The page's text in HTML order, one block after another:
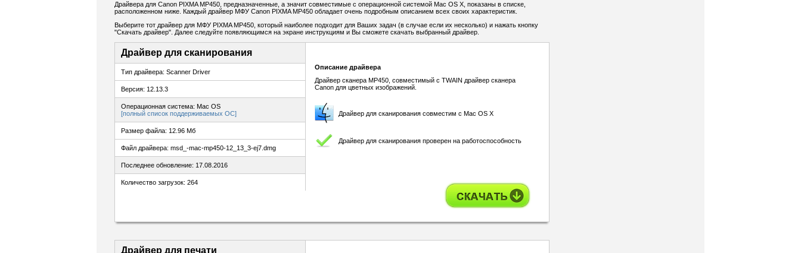
Драйвера для Canon PIXMA MP450, предназначенные, а значит совместимые с операционной системой Mac OS X, показаны в списке,
расположенном ниже. Каждый драйвер МФУ Canon PIXMA MP450 обладает очень подробным описанием всех своих характеристик.
Выберите тот драйвер для МФУ PIXMA MP450, который наиболее подходит для Ваших задач (в случае если их несколько) и нажать кнопку
"Скачать драйвер". Далее следуйте появляющимся на экране инструкциям и Вы сможете скачать выбранный драйвер.
Драйвер для сканирования
Тип драйвера: Scanner Driver
Версия: 12.13.3
Операционная система: Mac OS
[полный список поддерживаемых ОС]
Размер файла: 12.96 Мб
Файл драйвера: msd_-mac-mp450-12_13_3-ej7.dmg
Последнее обновление: 17.08.2016
Количество загрузок: 264
Описание драйвера
Драйвер сканера MP450, совместимый с TWAIN драйвер сканера
Canon для цветных изображений.
Драйвер для сканирования совместим с Mac OS X
Драйвер для сканирования проверен на работоспособность
Драйвер для печати